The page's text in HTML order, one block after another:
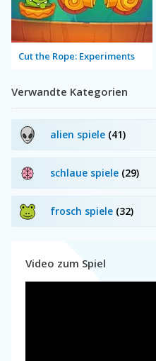
Cut the Rope: Experiments
Verwandte Kategorien
alien spiele (41)
schlaue spiele (29)
frosch spiele (32)
Video zum Spiel